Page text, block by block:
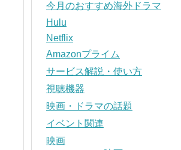
今月のおすすめ海外ドラマ
Hulu
Netflix
Amazonプライム
サービス解説・使い方
視聴機器
映画・ドラマの話題
イベント関連
映画